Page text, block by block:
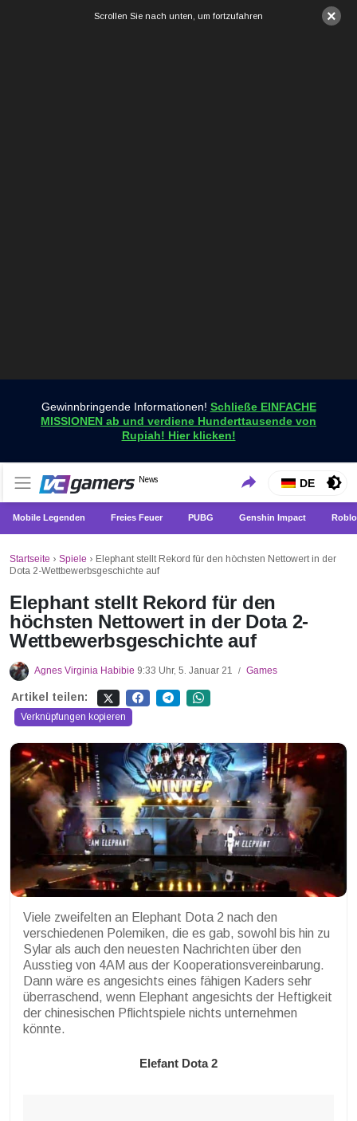
×
Scrollen Sie nach unten, um fortzufahren
Gewinnbringende Informationen! Schließe EINFACHE
MISSIONEN ab und verdiene Hunderttausende von
Rupiah! Hier klicken!
VCGamers-Neuigkeiten
News
Holen Sie sich die neuesten Spielnachrichten nur bei
VCGamers
DE
Mobile Legenden Freies Feuer PUBG Genshin Impact
Startseite › Spiele › Elephant stellt Rekord für den höchsten Nettowert in der
Dota 2-Wettbewerbsgeschichte auf
Elephant stellt Rekord für den
höchsten Nettowert in der Dota 2-
Wettbewerbsgeschichte auf
Agnes Virginia Habibie 9:33 Uhr, 5. Januar 21 / Games
Artikel teilen:
Verknüpfungen kopieren
Viele zweifelten an Elephant Dota 2 nach den
verschiedenen Polemiken, die es gab, sowohl bis hin zu
Sylar als auch den neuesten Nachrichten über den
Ausstieg von 4AM aus der Kooperationsvereinbarung.
Dann wäre es angesichts eines fähigen Kaders sehr
überraschend, wenn Elephant angesichts der Heftigkeit
der chinesischen Pflichtspiele nichts unternehmen
könnte.
Elefant Dota 2